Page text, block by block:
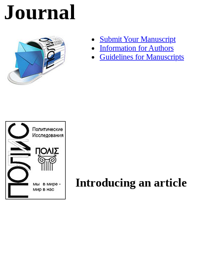
Journal
Submit Your Manuscript
Information for Authors
Guidelines for Manuscripts
Introducing an article